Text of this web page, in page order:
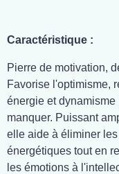
Caractéristique :
Pierre de motivation,
Favorise l'optimisme,
énergie et
manquer. Puissant
elle aide à éliminer
énergétiques tout en
les émotions à